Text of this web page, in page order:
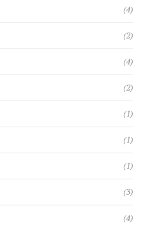
(4)
(2)
(4)
(2)
(1)
(1)
(1)
(3)
(4)